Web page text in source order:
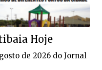
Hoje
de 2026 do Jornal